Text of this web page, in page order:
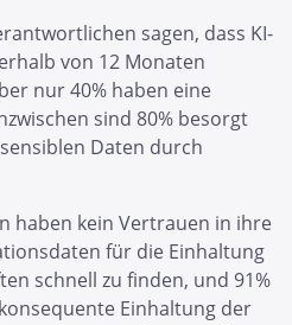
sagen, dass KI-
von 12 Monaten
nur 40% haben eine
sind 80% besorgt
Daten durch
haben kein Vertrauen in ihre
für die Einhaltung
schnell zu finden, und 91%
Einhaltung der